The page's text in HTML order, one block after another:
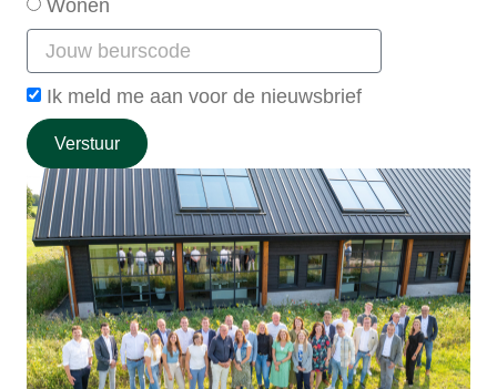
Wonen
Ik meld me aan voor de nieuwsbrief
Verstuur